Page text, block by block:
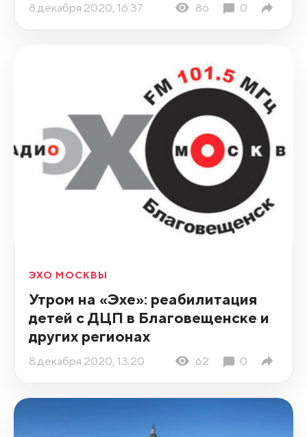
8 декабря 2020, 16:37 86 0
ЭХО МОСКВЫ
Утром на «Эхе»: реабилитация
детей с ДЦП в Благовещенске и
других регионах
8 декабря 2020, 13:20 62 0